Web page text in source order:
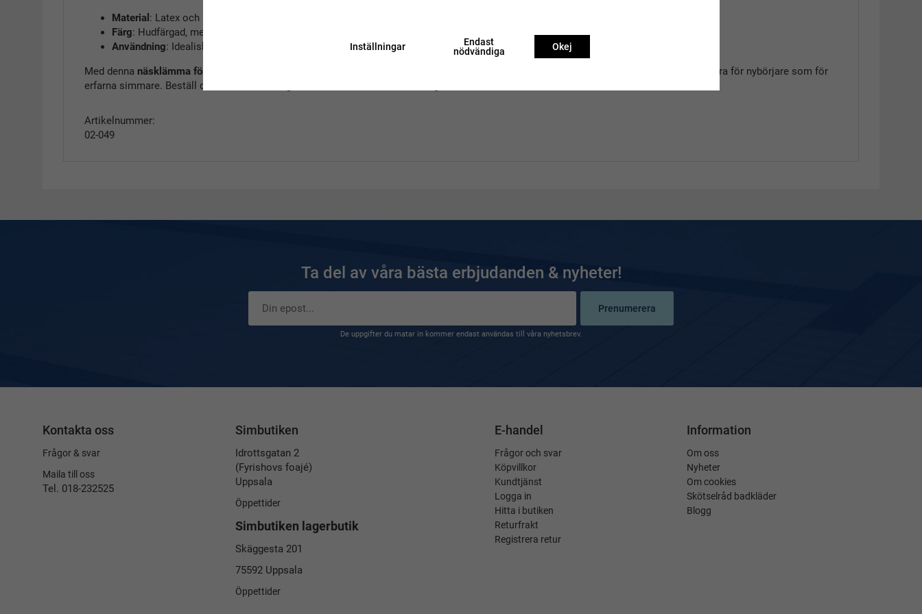
Material : Latex och rostfritt stål.
Färg: Hudfärgad, med små variationer i nyans.
Användning: Idealisk för både träning och tävling.
Med denna näsklämma för simning
kan du fokusera på din teknik och njuta av en bekväm och problemfri upplevelse i vattnet. Passar lika bra för nybörjare som för
erfarna simmare. Beställ din näsklämma idag från Soak.se och ta din simning till nästa nivå!
Artikelnummer:
02-049
Ta del av våra bästa erbjudanden & nyheter!
Prenumerera
De uppgifter du matar in kommer endast användas till våra nyhetsbrev.
Kontakta oss
Frågor & svar
Maila till oss
Tel. 018-232525
Simbutiken
Idrottsgatan 2
(Fyrishovs foajé)
Uppsala
Öppettider
Simbutiken lagerbutik
Skäggesta 201
75592 Uppsala
Öppettider
E-handel
Frågor och svar
Köpvillkor
Kundtjänst
Logga in
Hitta i butiken
Returfrakt
Registrera retur
Information
Om oss
Nyheter
Om cookies
Skötselråd badkläder
Blogg
Inställningar
Endast
nödvändiga
Okej